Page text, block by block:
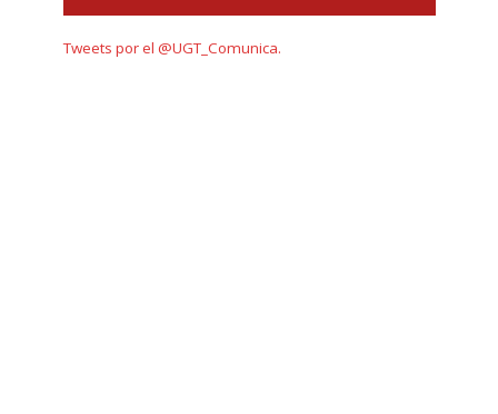
Tweets por el @UGT_Comunica.